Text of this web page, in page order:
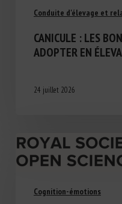
Conduite d'élevage et
CANICULE : LES
ADOPTER EN
24 juillet 2026
Cognition-émotions